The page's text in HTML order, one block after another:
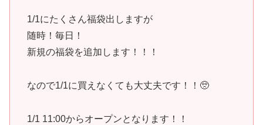
1/1にたくさん福袋出しますが
随時！毎日！
新規の福袋を追加します！！！
なので1/1に買えなくても大丈夫です！！🥺
1/1 11:00からオープンとなります！！